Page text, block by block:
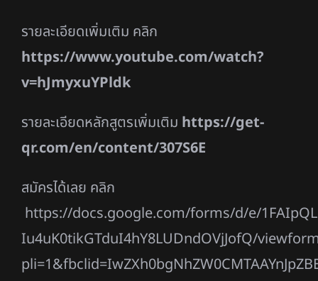
รายละเอียดเพิ่มเติม คลิก
https://www.youtube.com/watch?
v=hJmyxuYPldk
รายละเอียดหลักสูตรเพิ่มเติม https://get-
qr.com/en/content/307S6E
สมัครได้เลย คลิก
https://docs.google.com/forms/d/e/
Iu4uK0tikGTduI4hY8LUDndOVjJofQ/